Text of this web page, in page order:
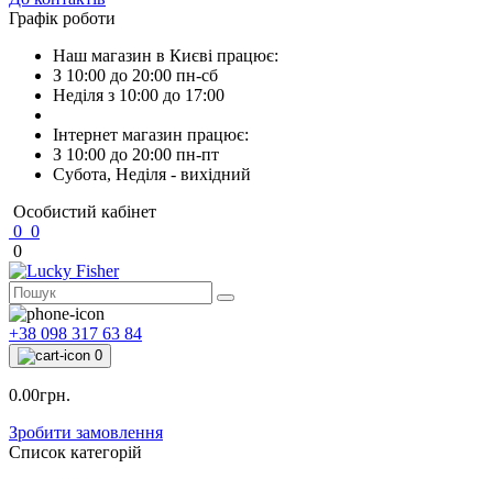
Графік роботи
Наш магазин в Києві працює:
З 10:00 до 20:00 пн-сб
Неділя з 10:00 до 17:00
Інтернет магазин працює:
З 10:00 до 20:00 пн-пт
Субота, Неділя - вихідний
Особистий кабінет
0 0
0
+38 098 317 63 84
0
0.00грн.
Зробити замовлення
Список категорій